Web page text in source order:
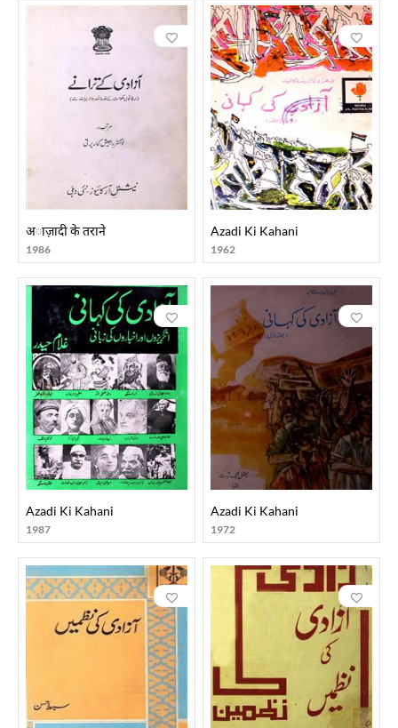
अाज़ादी के तराने
1986
Azadi Ki Kahani
1962
Azadi Ki Kahani
1987
Azadi Ki Kahani
1972